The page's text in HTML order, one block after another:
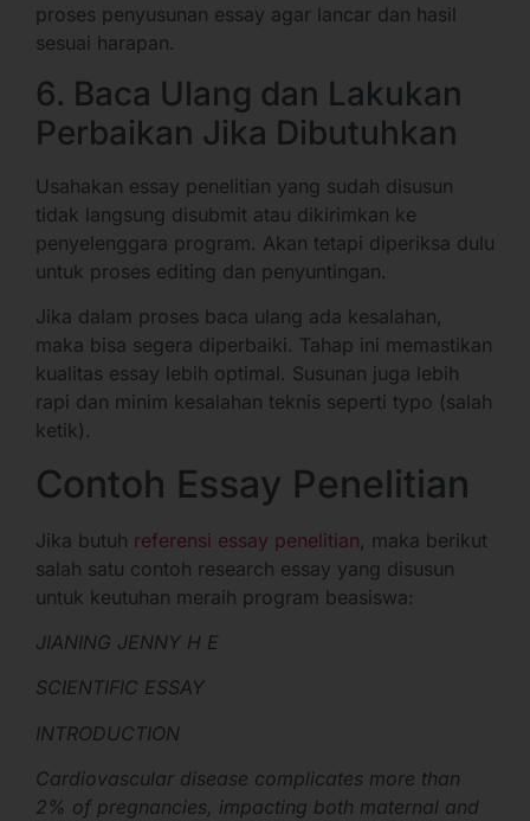
proses penyusunan essay agar lancar dan hasil
sesuai harapan.
6. Baca Ulang dan Lakukan
Perbaikan Jika Dibutuhkan
Usahakan essay penelitian yang sudah disusun
tidak langsung disubmit atau dikirimkan ke
penyelenggara program. Akan tetapi diperiksa dulu
untuk proses editing dan penyuntingan.
Jika dalam proses baca ulang ada kesalahan,
maka bisa segera diperbaiki. Tahap ini memastikan
kualitas essay lebih optimal. Susunan juga lebih
rapi dan minim kesalahan teknis seperti typo (salah
ketik).
Contoh Essay Penelitian
Jika butuh referensi essay penelitian , maka berikut
salah satu contoh research essay yang disusun
untuk keutuhan meraih program beasiswa:
JIANING JENNY H E
SCIENTIFIC ESSAY
INTRODUCTION
Cardiovascular disease complicates more than
2% of pregnancies, impacting both maternal and